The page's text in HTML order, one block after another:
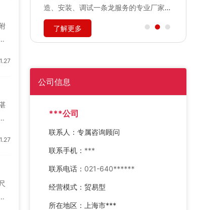
造、安装、调试一条龙服务的专业厂家。
主要产品有皮带输送机,滚筒输送机,
链板输送机,输送滚筒系列等，广泛应用
案及优质的服务为目
了解更多
公司信息
***公司
联系人： 专属咨询顾问
联系手机： ***
联系电话： 021-640******
经营模式： 贸易型
所在地区： 上海市***